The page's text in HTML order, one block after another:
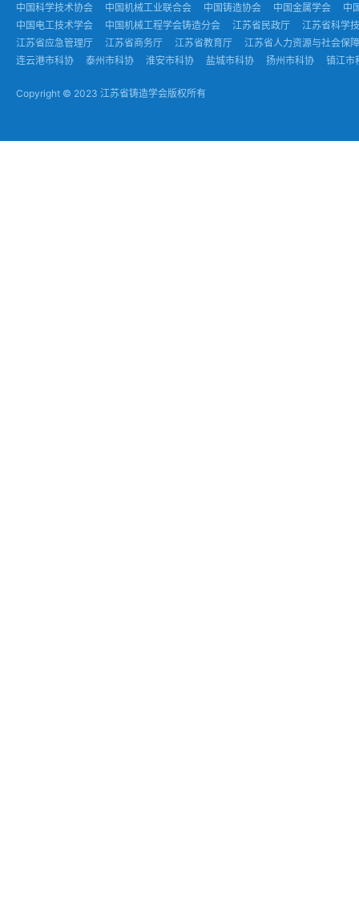
中国科学技术协会
中国机械工业联合会 中国铸造协会 中国金属学会
中
中国电工技术学会
中国机械工程学会铸造分会 江苏省民政厅
江苏省科学
江苏省应急管理厅
江苏省商务厅 江苏省教育厅
江苏省人力资源与社会保
连云港市科协
泰州市科协 淮安市科协 盐城市科协 扬州市科协 镇江市
Copyright © 2023 江苏省铸造学会版权所有